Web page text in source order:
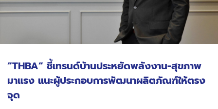
“THBA” ชี้เทรนด์บ้านประหยัดพลังงาน-สุขภาพ
มาแรง แนะผู้ประกอบการพัฒนาผลิตภัณฑ์ให้ตรง
จุด